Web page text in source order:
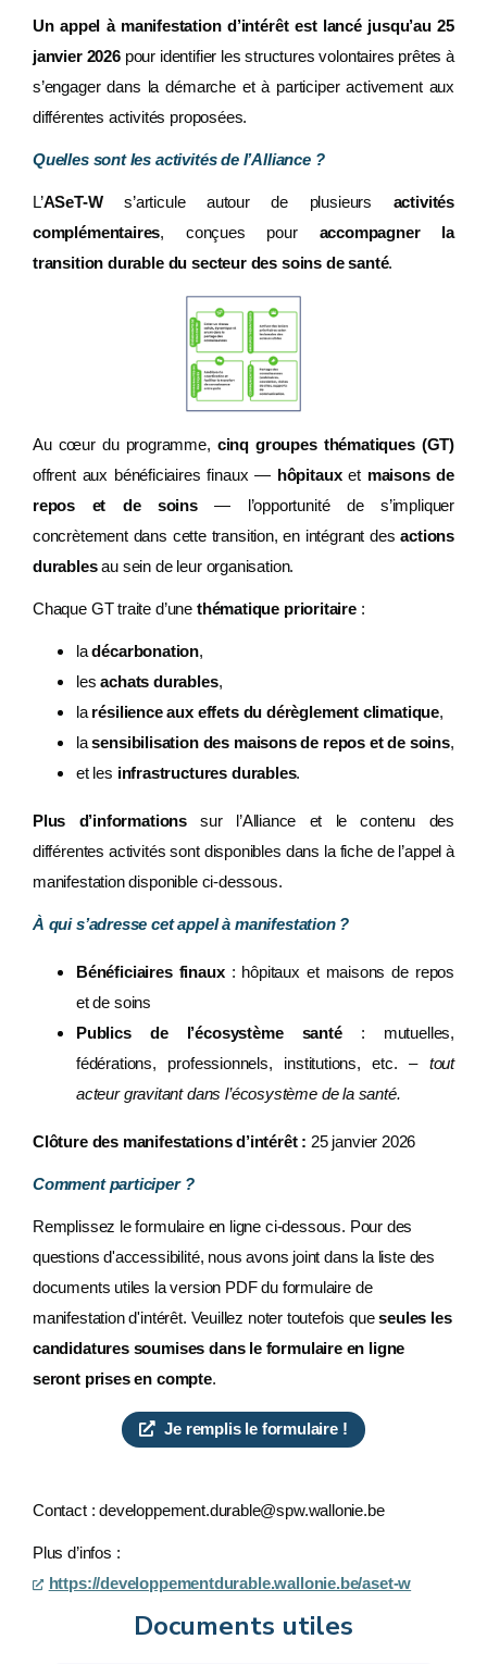
Un appel à manifestation d’intérêt est lancé jusqu’au 25
janvier 2026 pour identifier les structures volontaires prêtes à
s’engager dans la démarche et à participer activement aux
différentes activités proposées.
Quelles sont les activités de l’Alliance ?
L’ASeT-Ws’articule autour de plusieurs activités
complémentaires, conçues pour accompagner la
transition durable du secteur des soins de santé.
Au cœur du programme, cinq groupes thématiques (GT)
offrent aux bénéficiaires finaux — hôpitauxet maisons de
repos et de soins— l’opportunité de s’impliquer
concrètement dans cette transition, en intégrant desactions
durablesau sein de leur organisation.
Chaque GT traite d’une thématique prioritaire:
ladécarbonation,
lesachats durables,
la résilience aux effets du dérèglement climatique,
lasensibilisation des maisons de repos et de soins,
et les infrastructures durables.
Plus d’informations sur l’Alliance et le contenu des
différentes activités sont disponibles dans la fiche de l’appel à
manifestation disponible ci-dessous.
À qui s’adresse cet appel à manifestation ?
Bénéficiaires finaux: hôpitaux et maisons de repos
et de soins
Publics de l’écosystème santé: mutuelles,
fédérations, professionnels, institutions, etc. – tout
acteur gravitant dans l’écosystème de la santé.
Clôture des manifestations d’intérêt : 25 janvier 2026
Comment participer ?
Remplissez le formulaire en ligne ci-dessous. Pour des
questions d'accessibilité, nous avons joint dans la liste des
documents utiles la version PDF du formulaire de
manifestation d'intérêt. Veuillez noter toutefois queseules les
candidatures soumises dans le formulaire en ligne
seront prises en compte.
Je remplis le formulaire !
Contact : developpement.durable@spw.wallonie.be
Plus d’infos :
https://developpementdurable.wallonie.be/aset-w
Documents utiles